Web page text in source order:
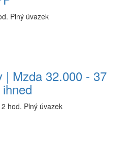
Plný úvazek
| Mzda 32.000 - 37
hod. Plný úvazek